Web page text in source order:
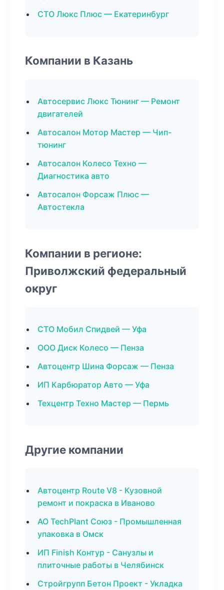
СТО Люкс Плюс — Екатеринбург
Компании в Казань
Автосервис Люкс Тюнинг — Ремонт
двигателей
Автосалон Мотор Мастер — Чип-
тюнинг
Автосалон Колесо Техно —
Диагностика авто
Автосалон Форсаж Плюс —
Автостекла
Компании в регионе:
Приволжский федеральный
округ
СТО Мобил Спидвей — Уфа
ООО Диск Колесо — Пенза
Автоцентр Шина Форсаж — Пенза
ИП Карбюратор Авто — Уфа
Техцентр Техно Мастер — Пермь
Другие компании
Автоцентр Route V8 - Кузовной
ремонт и покраска в Иваново
АО TechPlant Союз - Промышленная
упаковка в Омск
ИП Finish Контур - Санузлы и
плиточные работы в Челябинск
Стройгрупп Бетон Проект - Укладка